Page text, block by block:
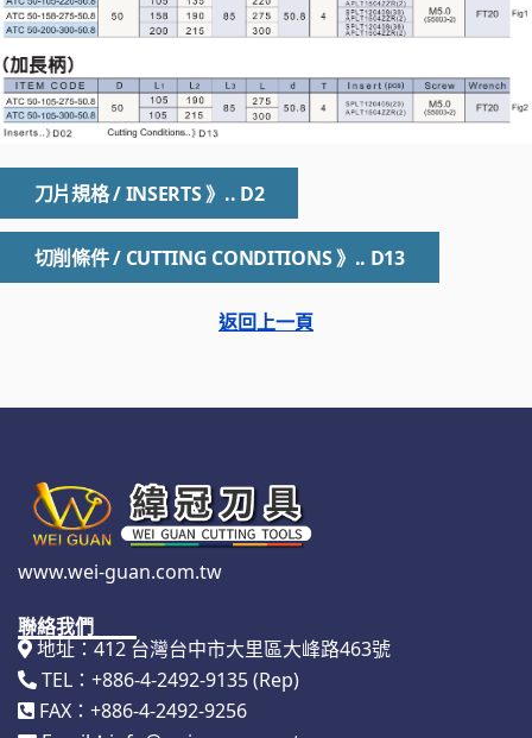
刀片規格 / INSERTS 》.. D2
切削條件 / CUTTING CONDITIONS 》.. D13
返回上一頁
www.wei-guan.com.tw
聯絡我們
地址：412 台灣台中市大里區大峰路463號
TEL：+886-4-2492-9135 (Rep)
FAX：+886-4-2492-9256